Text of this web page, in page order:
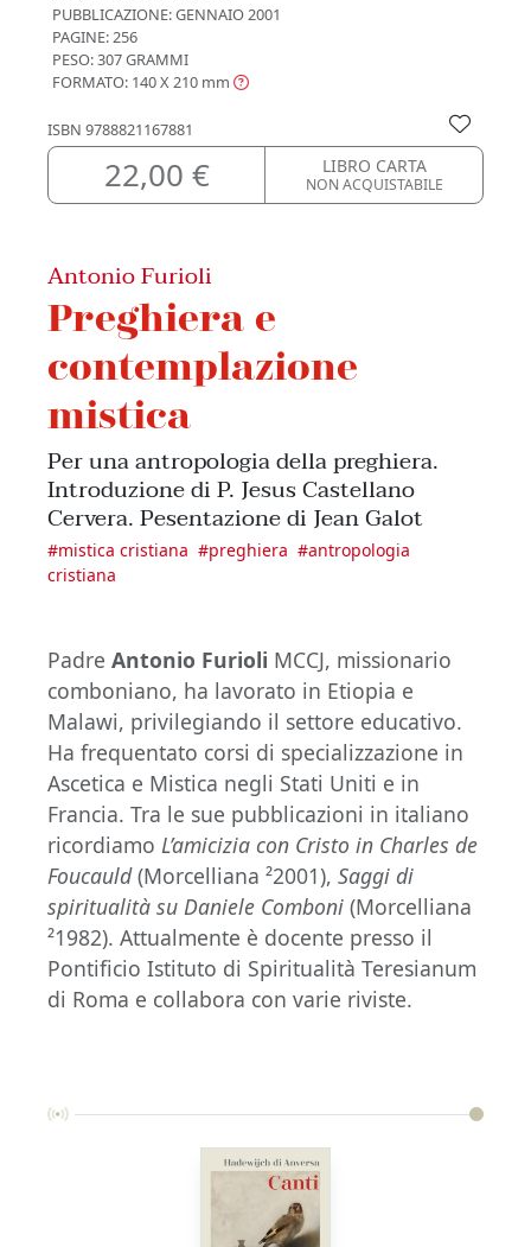
PUBBLICAZIONE:GENNAIO 2001
PAGINE: 256
PESO: 307 GRAMMI
FORMATO: 140 X 210 mm
ISBN 9788821167881
22,00 € LIBRO CARTA
NON ACQUISTABILE
Antonio Furioli
Preghiera e
contemplazione
mistica
Per una antropologia della preghiera.
Introduzione di P. Jesus Castellano
Cervera. Pesentazione di Jean Galot
#mistica cristiana #preghiera #antropologia
cristiana
Padre Antonio Furioli MCCJ, missionario
comboniano, ha lavorato in Etiopia e
Malawi, privilegiando il settore educativo.
Ha frequentato corsi di specializzazione in
Ascetica e Mistica negli Stati Uniti e in
Francia. Tra le sue pubblicazioni in italiano
ricordiamo L’amicizia con Cristo in Charles de
Foucauld(Morcelliana ²2001), Saggi di
spiritualità su Daniele Comboni (Morcelliana
²1982). Attualmente è docente presso il
Pontificio Istituto di Spiritualità Teresianum
di Roma e collabora con varie riviste.